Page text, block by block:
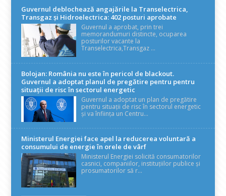
Guvernul deblochează angajările la Transelectrica,
Transgaz și Hidroelectrica: 402 posturi aprobate
Guvernul a aprobat, prin trei
memorandumuri distincte, ocuparea
posturilor vacante la
Transelectrica,Transgaz ...
Bolojan: România nu este în pericol de blackout.
Guvernul a adoptat planul de pregătire pentru pentru
situații de risc în sectorul energetic
Guvernul a adoptat un plan de pregătire
pentru situații de risc în sectorul energetic
și va înființa un Centru...
Ministerul Energiei face apel la reducerea voluntară a
consumului de energie în orele de vârf
Ministerul Energiei solicită consumatorilor
casnici, companiilor, instituțiilor publice și
prosumatorilor să r...